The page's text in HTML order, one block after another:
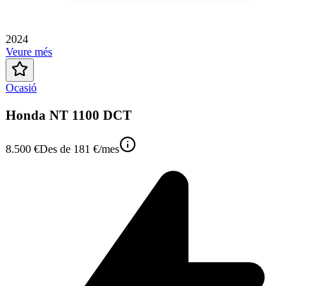
2024
Veure més
Ocasió
Honda NT 1100 DCT
8.500 €Des de 181 €/mes